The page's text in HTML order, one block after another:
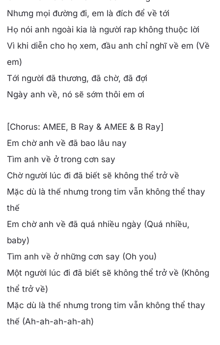
Nhưng mọi đường đi, em là đích để về tới
Họ nói anh ngoài kia là người rap không thuộc lời
Vì khi diễn cho họ xem, đầu anh chỉ nghĩ về em (Về
em)
Tới người đã thương, đã chờ, đã đợi
Ngày anh về, nó sẽ sớm thôi em ơi
[Chorus: AMEE, B Ray & AMEE & B Ray]
Em chờ anh về đã bao lâu nay
Tìm anh về ở trong cơn say
Chờ người lúc đi đã biết sẽ không thể trở về
Mặc dù là thế nhưng trong tim vẫn không thể thay
thế
Em chờ anh về đã quá nhiều ngày (Quá nhiều,
baby)
Tìm anh về ở những cơn say (Oh you)
Một người lúc đi đã biết sẽ không thể trở về (Không
thể trở về)
Mặc dù là thế nhưng trong tim vẫn không thể thay
thế (Ah-ah-ah-ah-ah)